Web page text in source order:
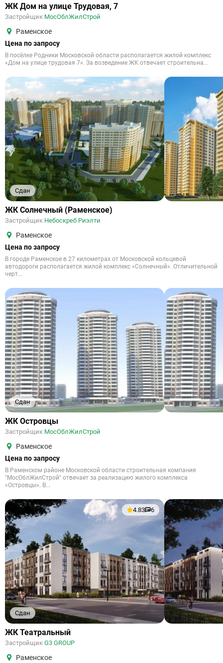
ЖК Дом на улице Трудовая, 7
Застройщик МосОблЖилСтрой
Раменское
Цена по запросу
В посёлке Родники Московской области располагается жилой комплекс
«Дом на улице трудовая 7». За возведение ЖК отвечает строительна...
Сдан
ЖК Солнечный (Раменское)
Застройщик Небоскреб Риэлти
Раменское
Цена по запросу
В городе Раменское в 27 километрах от Московской кольцевой
автодороги располагается жилой комплекс «Солнечный». Отличительной
черт...
Сдан
ЖК Островцы
Застройщик МосОблЖилСтрой
Раменское
Цена по запросу
В Раменском районе Московской области строительная компания
"МосОблЖилСтрой" отвечает за реализацию жилого комплекса
«Островцы». В...
Сдан
4.83 6
ЖК Театральный
Застройщик G3 GROUP
Раменское